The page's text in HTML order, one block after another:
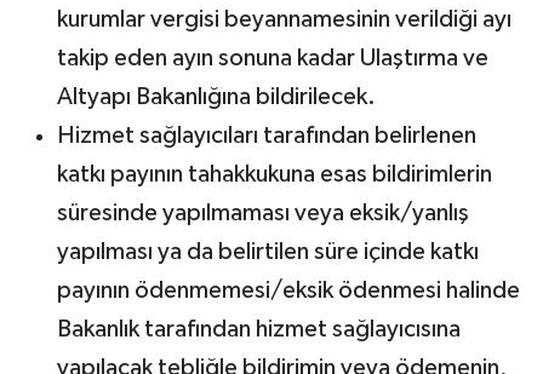
kurumlar vergisi beyannamesinin verildiği ayı
takip eden ayın sonuna kadar Ulaştırma ve
Altyapı Bakanlığına bildirilecek.
Hizmet sağlayıcıları tarafından belirlenen
katkı payının tahakkukuna esas bildirimlerin
süresinde yapılmaması veya eksik/yanlış
yapılması ya da belirtilen süre içinde katkı
payının ödenmemesi/eksik ödenmesi halinde
Bakanlık tarafından hizmet sağlayıcısına
yapılacak tebliğle bildirimin veya ödemenin,